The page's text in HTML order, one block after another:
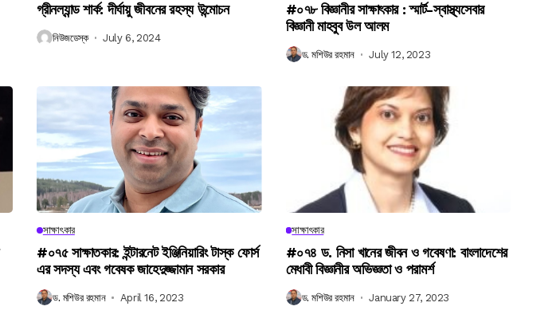
গ্রীনল্যান্ড শার্ক: দীর্ঘায়ু জীবনের রহস্য উন্মোচন
নিউজডেস্ক July 6, 2024
#০৭৮ বিজ্ঞানীর সাক্ষাৎকার : স্মার্ট-স্বাস্থ্যসেবার
বিজ্ঞানী মাহবুব উল আলম
ড. মশিউর রহমান July 12, 2023
সাক্ষাৎকার
#০৭৫ সাক্ষাতকার: ইন্টারনেট ইঞ্জিনিয়ারিং টাস্ক ফোর্স
এর সদস্য এবং গবেষক জাহেদুজ্জামান সরকার
ড. মশিউর রহমান April 16, 2023
সাক্ষাৎকার
#০৭৪ ড. নিসা খানের জীবন ও গবেষণা: বাংলাদেশের
মেধাবী বিজ্ঞানীর অভিজ্ঞতা ও পরামর্শ
ড. মশিউর রহমান January 27, 2023